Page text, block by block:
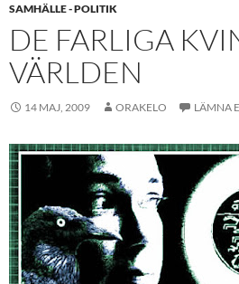
SAMHÄLLE - POLITIK
DE FARLIGA
VÄRLDEN
14 MAJ, 2009 ORAKELO LÄMNA